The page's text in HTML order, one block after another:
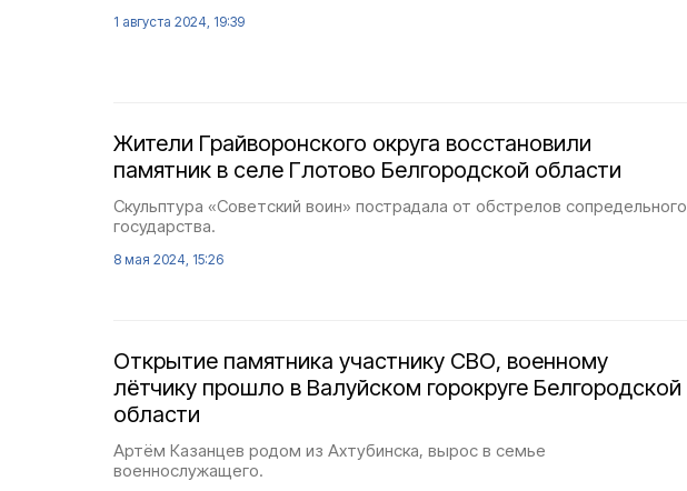
1 августа 2024, 19:39
Жители Грайворонского округа восстановили
памятник в селе Глотово Белгородской области
Скульптура «Советский воин» пострадала от обстрелов сопредельного
государства.
8 мая 2024, 15:26
Открытие памятника участнику СВО, военному
лётчику прошло в Валуйском горокруге Белгородской
области
Артём Казанцев родом из Ахтубинска, вырос в семье
военнослужащего.